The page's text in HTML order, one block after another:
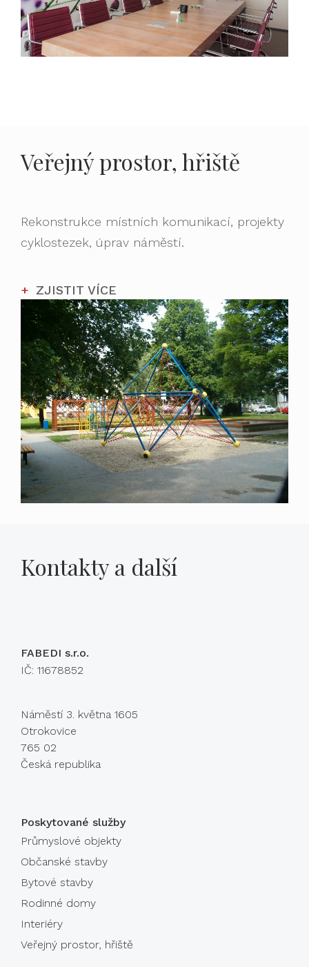
Veřejný prostor, hřiště
Rekonstrukce místních komunikací, projekty
cyklostezek, úprav náměstí.
ZJISTIT VÍCE
Kontakty a další
Poskytované služby
Průmyslové objekty
Občanské stavby
Bytové stavby
Rodinné domy
Interiéry
Veřejný prostor, hřiště
FABEDI s.r.o.
IČ: 11678852
Náměstí 3. května 1605
Otrokovice
765 02
Česká republika